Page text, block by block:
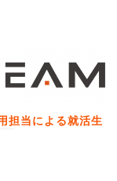
担当による就活生